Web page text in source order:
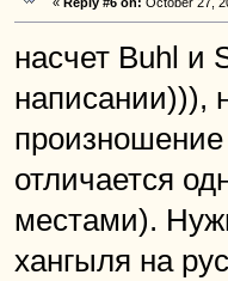
насчет Buhl и
написании))),
отличается
местами).
хангыля на